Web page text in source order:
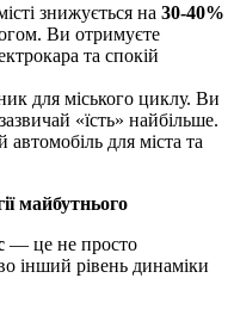
знижується на 30-40%
Ви отримуєте
та спокій
для міського циклу. Ви
«їсть» найбільше.
автомобіль для міста та
майбутнього
— це не просто
інший рівень динаміки